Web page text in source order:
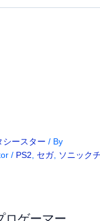
シースター / By
/ PS2 セガ, ソニックチ
ロゲーマー